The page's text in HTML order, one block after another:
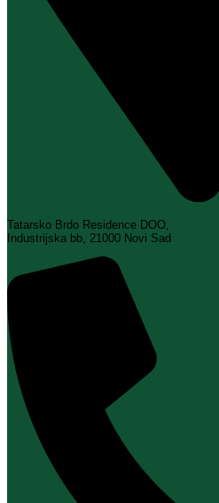
Tatarsko Brdo Residence DOO,
Industrijska bb, 21000 Novi Sad